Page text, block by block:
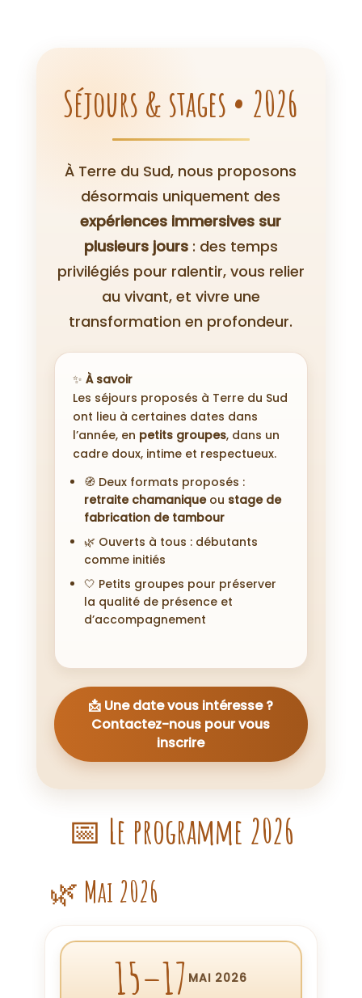
Séjours & stages • 2026
À Terre du Sud, nous proposons
désormais uniquement des
expériences immersives sur
plusieurs jours: des temps
privilégiés pour ralentir, vous relier
au vivant, et vivre une
transformation en profondeur.
✨ À savoir
Les séjours proposés à Terre du Sud
ont lieu à certaines dates dans
l’année, en petits groupes, dans un
cadre doux, intime et respectueux.
🧭 Deux formats proposés :
retraite chamaniqueou stage de
fabrication de tambour
🌿 Ouverts à tous : débutants
comme initiés
🤍 Petits groupes pour préserver
la qualité de présence et
d’accompagnement
📩 Une date vous intéresse ?
Contactez-nous pour vous
inscrire
📅 Le programme 2026
🌿 Mai 2026
15–17 MAI 2026